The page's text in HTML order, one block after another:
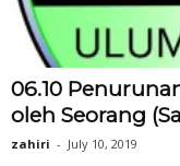
06.10
oleh Seorang
zahiri - July 10, 2019